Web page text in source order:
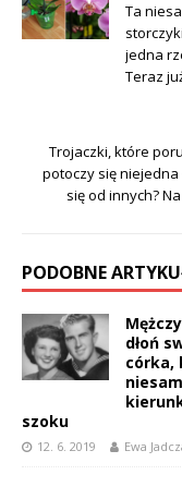
Ta
jedna
Teraz
Trojaczki, które
potoczy się niejedna
się od innych?
PODOBNE
dłoń
córka,
szoku
12. 6. 2019 Ewa